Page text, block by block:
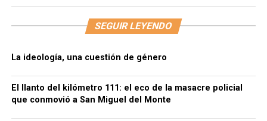
SEGUIR LEYENDO
La ideología, una cuestión de género
El llanto del kilómetro 111: el eco de la masacre policial
que conmovió a San Miguel del Monte